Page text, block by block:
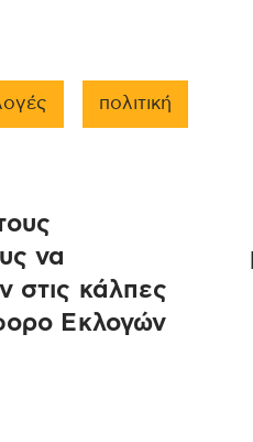
πολιτική
να
στις κάλπες
Εκλογών